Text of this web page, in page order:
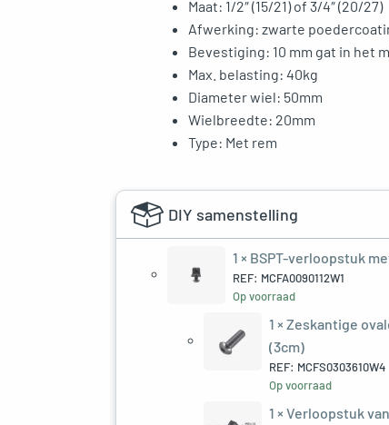
Maat: 1/2″ (15/21) of 3/4″ (20/27)
Afwerking: zwarte
Bevestiging: 10 mm gat in het
Max. belasting: 40kg
Diameter wiel: 50mm
Wielbreedte: 20mm
Type: Met rem
DIY samenstelling
1 × BSPT-verloopstuk
REF: MCFA0090112W1
Op voorraad
1 × Zeskantige
(3cm)
REF: MCFS0303610W4
Op voorraad
1 × Verloopstuk van